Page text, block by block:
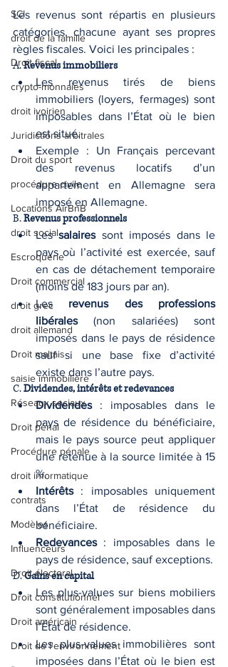
SCI
droit de la famille
Droit fiscal
crypto-monnaies
droit ivoirien
Juridictions arbitrales
Droit du sport
procédure civile
Locations AirBnB
droit social
Escroquerie
Droit commercial
droit grec
droit allemand
Droit maltais
saisie immobilière
Réseaux sociaux
Droit pénal
Procédure pénale
droit informatique
contrats
Modèles
Influenceurs
Droit électoral
Droit constitutionnel
Droit américain
Droit de l'environnement
Les revenus sont répartis en plusieurs
catégories, chacune ayant ses propres
règles fiscales. Voici les principales :
A. Revenus immobiliers
Les revenus tirés de biens
immobiliers (loyers, fermages) sont
imposables dans l’État où le bien
est situé.
Exemple : Un Français percevant
des revenus locatifs d’un
appartement en Allemagne sera
imposé en Allemagne.
B. Revenus professionnels
Les salaires sont imposés dans le
pays où l’activité est exercée, sauf
en cas de détachement temporaire
(moins de 183 jours par an).
Les revenus des professions
libérales (non salariées) sont
imposés dans le pays de résidence
sauf si une base fixe d’activité
existe dans l’autre pays.
C. Dividendes, intérêts et redevances
Dividendes : imposables dans le
pays de résidence du bénéficiaire,
mais le pays source peut appliquer
une retenue à la source limitée à 15
%.
Intérêts : imposables uniquement
dans l’État de résidence du
bénéficiaire.
Redevances : imposables dans le
pays de résidence, sauf exceptions.
D. Gains en capital
Les plus-values sur biens mobiliers
sont généralement imposables dans
l’État de résidence.
Les plus-values immobilières sont
imposées dans l’État où le bien est